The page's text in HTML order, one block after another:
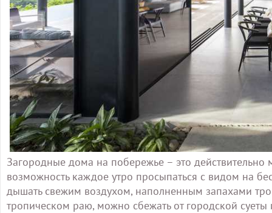
Загородные дома на побережье – это
возможность каждое утро просыпаться с видом на
дышать свежим воздухом, наполненным запахами
тропическом раю, можно сбежать от городской